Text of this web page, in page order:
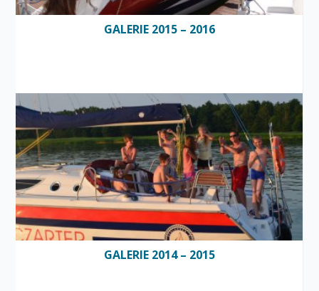
GALERIE 2015 – 2016
GALERIE 2014 – 2015